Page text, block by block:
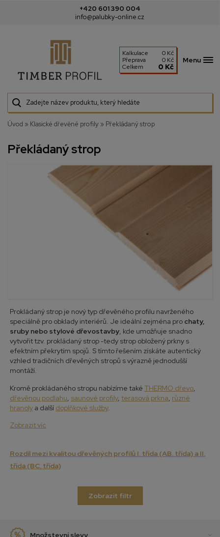
+420 601 390 004
info@palubky-online.cz
Kalkulace
0 Kč
Přeprava
0 Kč
Celkem
0 Kč
Menu
Úvod » Klasické dřevěné profily » Překládaný strop
Překládaný strop
Prokládaný strop je nový typ dřevěného profilu navrženého
speciálně pro obklady interiérů. Je ideální zejména pro chaty,
sruby nebo stylové dřevostavby, kde umožňuje snadno
vytvořit tzv. prokládaný strop -tedy strop obložený prkny s
efektním překrytím spojů. S tímto řešením získáte autentický
vzhled tradičních dřevěných stropů s výrazně jednodušší
montáží.
Kromě prokládaného stropu nabízíme také THERMO dřevo
dřevěnou podlahu saunové profily, terasová prkna různé
hranoly a další doplňkové služby.
Zobrazit víc
Rozdíl mezi kvalitou dřevěných profilů I. třída (AB. třída) a II.
třída (BC. třída)
Zobrazit filtr